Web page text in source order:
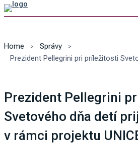
Home
Správy
Prezident Pellegrini
Svetového dňa detí
v rámci projektu